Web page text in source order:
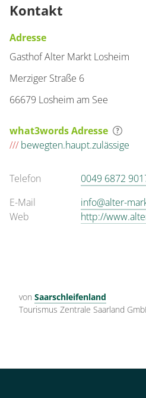
Kontakt
Adresse
Gasthof Alter Markt Losheim
Merziger Straße 6
66679 Losheim am See
what3words Adresse
/// bewegten.haupt.zulässige
Telefon
0049 6872
E-Mail
info@alter-
Web
http://
von Saarschleifenland
Tourismus Zentrale Saarland